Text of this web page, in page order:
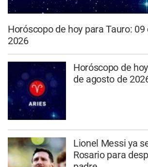
Horóscopo de hoy para Tauro:
2026
Horóscopo de
de agosto de
Lionel Messi ya
Rosario para